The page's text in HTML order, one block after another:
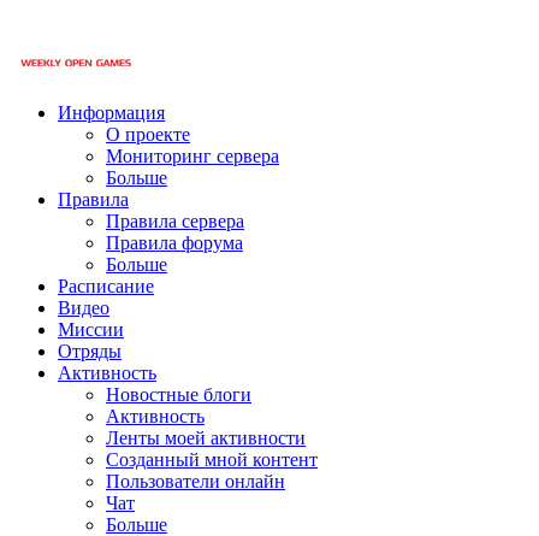
Информация
О проекте
Мониторинг сервера
Больше
Правила
Правила сервера
Правила форума
Больше
Расписание
Видео
Миссии
Отряды
Активность
Новостные блоги
Активность
Ленты моей активности
Созданный мной контент
Пользователи онлайн
Чат
Больше